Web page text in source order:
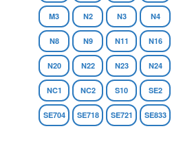
M3 N2 N3 N4
N8 N9 N11 N16
N20 N22 N23 N24
NC1 NC2 S10 SE2
SE704 SE718 SE721 SE833